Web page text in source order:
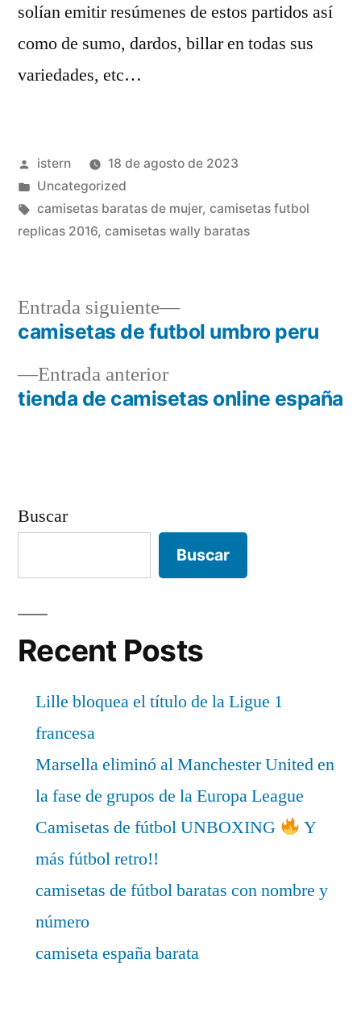
solían emitir resúmenes de estos partidos así
como de sumo, dardos, billar en todas sus
variedades, etc…
Publicado
por
istern
18 de agosto de 2023
Publicado
en
Uncategorized
Etiquetas:
camisetas baratas de mujer, camisetas futbol
replicas 2016, camisetas wally baratas
Navegación
deEntrada anteriorEntrada
anterior:
tienda de camisetas online españa
Entrada siguiente
Entrada
siguiente:
camisetas de futbol umbro peru
Buscar
Buscar
Recent Posts
Lille bloquea el título de la Ligue 1
francesa
Marsella eliminó al Manchester United en
la fase de grupos de la Europa League
Camisetas de fútbol UNBOXING
Y
más fútbol retro!!
camisetas de fútbol baratas con nombre y
número
camiseta españa barata